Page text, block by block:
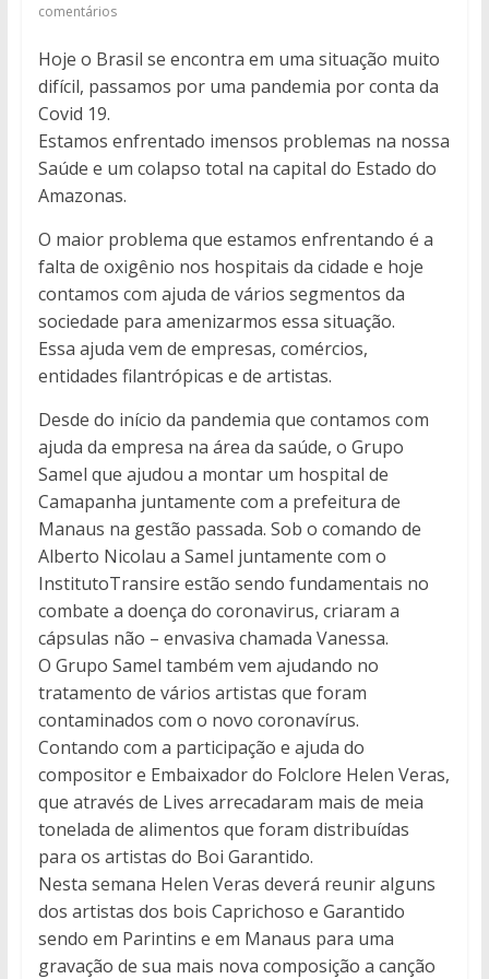
comentários
Hoje o Brasil se encontra em uma situação muito
difícil, passamos por uma pandemia por conta da
Covid 19.
Estamos enfrentado imensos problemas na nossa
Saúde e um colapso total na capital do Estado do
Amazonas.
O maior problema que estamos enfrentando é a
falta de oxigênio nos hospitais da cidade e hoje
contamos com ajuda de vários segmentos da
sociedade para amenizarmos essa situação.
Essa ajuda vem de empresas, comércios,
entidades filantrópicas e de artistas.
Desde do início da pandemia que contamos com
ajuda da empresa na área da saúde, o Grupo
Samel que ajudou a montar um hospital de
Camapanha juntamente com a prefeitura de
Manaus na gestão passada. Sob o comando de
Alberto Nicolau a Samel juntamente com o
InstitutoTransire estão sendo fundamentais no
combate a doença do coronavirus, criaram a
cápsulas não – envasiva chamada Vanessa.
O Grupo Samel também vem ajudando no
tratamento de vários artistas que foram
contaminados com o novo coronavírus.
Contando com a participação e ajuda do
compositor e Embaixador do Folclore Helen Veras,
que através de Lives arrecadaram mais de meia
tonelada de alimentos que foram distribuídas
para os artistas do Boi Garantido.
Nesta semana Helen Veras deverá reunir alguns
dos artistas dos bois Caprichoso e Garantido
sendo em Parintins e em Manaus para uma
gravação de sua mais nova composição a canção